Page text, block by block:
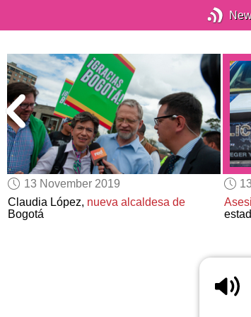
13 November 2019
Claudia López, nueva alcaldesa de
Bogotá